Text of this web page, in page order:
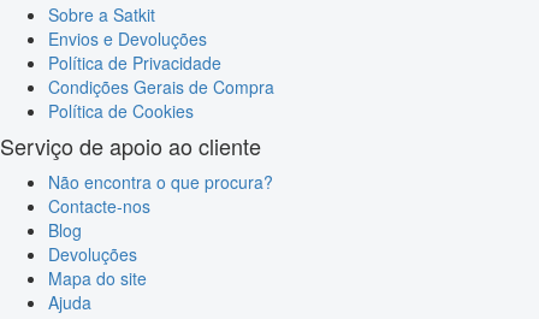
Sobre a Satkit
Envios e Devoluções
Política de Privacidade
Condições Gerais de Compra
Política de Cookies
Serviço de apoio ao cliente
Não encontra o que procura?
Contacte-nos
Blog
Devoluções
Mapa do site
Ajuda